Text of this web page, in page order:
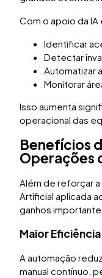
Com o apoio da
Identificar
Detectar
Automatizar
Monitorar
Isso aumenta
operacional das
Benefícios
Operações
Além de reforçar
Artificial aplicada
ganhos
Maior
A automação
manual contínuo,